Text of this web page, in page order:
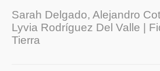
Sarah Delgado, Alejandro
Lyvia Rodríguez Del Valle |
Tierra